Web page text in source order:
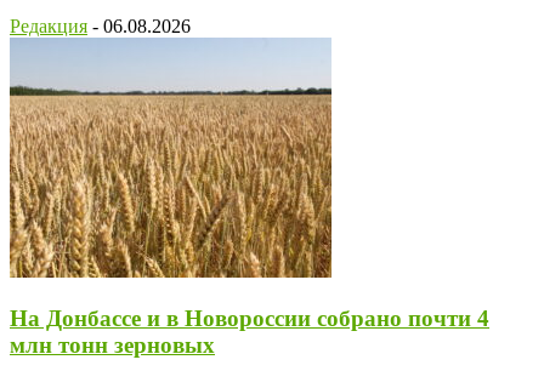
Редакция - 06.08.2026
На Донбассе и в Новороссии собрано почти 4
млн тонн зерновых